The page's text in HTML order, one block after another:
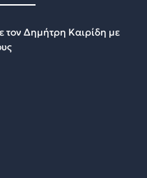
τον Δημήτρη Καιρίδη με